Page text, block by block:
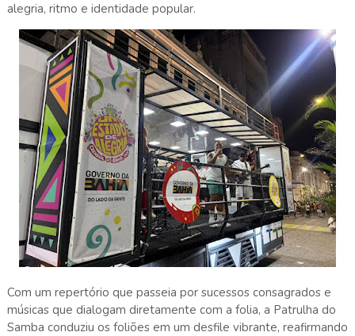
alegria, ritmo e identidade popular.
Com um repertório que passeia por sucessos consagrados e
músicas que dialogam diretamente com a folia, a Patrulha do
Samba conduziu os foliões em um desfile vibrante, reafirmando